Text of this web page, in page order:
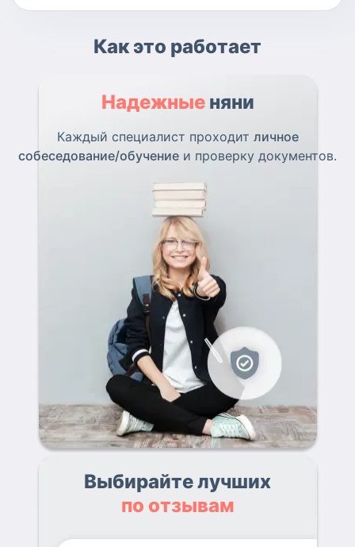
Как это работает
Надежные няни
Каждый специалист проходит личное
собеседование/обучение и проверку документов.
Выбирайте лучших
по отзывам